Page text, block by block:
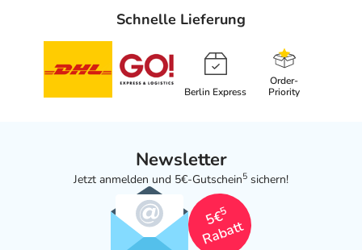
Schnelle Lieferung
Berlin Express
Order-
Priority
Newsletter
Jetzt anmelden und 5€-Gutschein5 sichern!
5€
5
Rabatt